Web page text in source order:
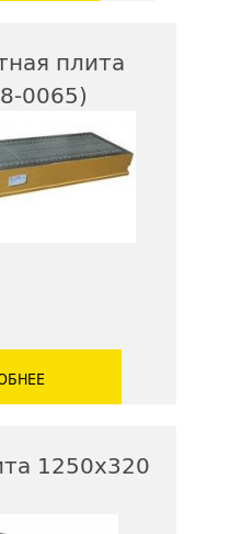
плита
0065)
1250х320